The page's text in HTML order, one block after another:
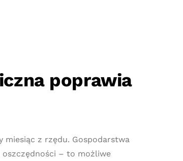
poprawia
miesiąc z rzędu. Gospodarstwa
oszczędności – to możliwe